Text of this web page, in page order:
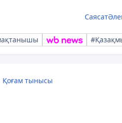
Саясат
Қоғам тынысы